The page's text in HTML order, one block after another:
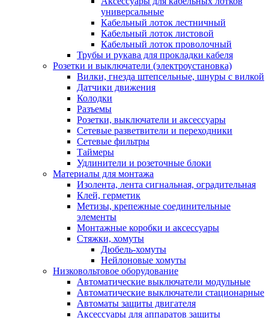
универсальные
Кабельный лоток лестничный
Кабельный лоток листовой
Кабельный лоток проволочный
Трубы и рукава для прокладки кабеля
Розетки и выключатели (электроустановка)
Вилки, гнезда штепсельные, шнуры с вилкой
Датчики движения
Колодки
Разъемы
Розетки, выключатели и аксессуары
Сетевые разветвители и переходники
Сетевые фильтры
Таймеры
Удлинители и розеточные блоки
Материалы для монтажа
Изолента, лента сигнальная, оградительная
Клей, герметик
Метизы, крепежные соединительные
элементы
Монтажные коробки и аксессуары
Стяжки, хомуты
Дюбель-хомуты
Нейлоновые хомуты
Низковольтовое оборудование
Автоматические выключатели модульные
Автоматические выключатели стационарные
Автоматы защиты двигателя
Аксессуары для аппаратов защиты